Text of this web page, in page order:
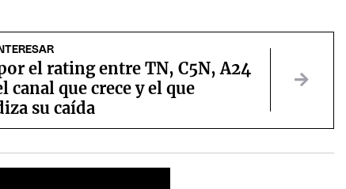
el rating entre TN, C5N, A24
canal que crece y el que
su caída